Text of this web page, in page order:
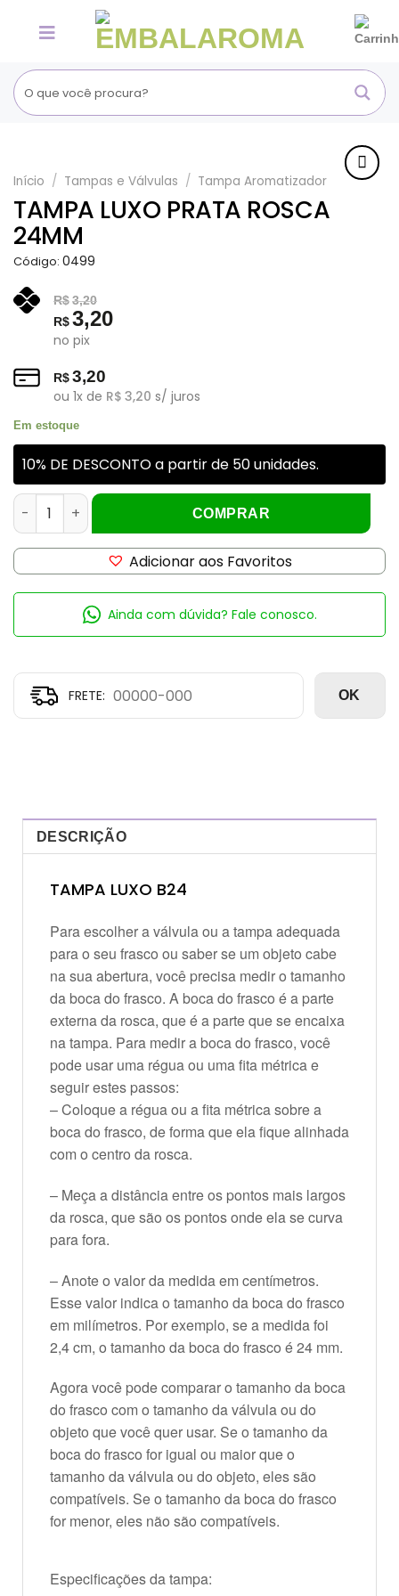
Adicionar
Início / Tampas e Válvulas / Tampa Aromatizador
TAMPA LUXO PRATA ROSCA
24MM
Código: 0499
R$3,20
R$3,20
no pix
R$3,20
ou 1x de R$ 3,20 s/ juros
Em estoque
10% DE DESCONTO a partir de 50 unidades.
TAMPA LUXO PRATA ROSCA 24MM quantidade
COMPRAR
Adicionar aos Favoritos
Ainda com dúvida? Fale conosco.
OK
DESCRIÇÃO
TAMPA LUXO B24
Para escolher a válvula ou a tampa adequada
para o seu frasco ou saber se um objeto cabe
na sua abertura, você precisa medir o tamanho
da boca do frasco. A boca do frasco é a parte
externa da rosca, que é a parte que se encaixa
na tampa. Para medir a boca do frasco, você
pode usar uma régua ou uma fita métrica e
seguir estes passos:
– Coloque a régua ou a fita métrica sobre a
boca do frasco, de forma que ela fique alinhada
com o centro da rosca.
– Meça a distância entre os pontos mais largos
da rosca, que são os pontos onde ela se curva
para fora.
– Anote o valor da medida em centímetros.
Esse valor indica o tamanho da boca do frasco
em milímetros. Por exemplo, se a medida foi
2,4 cm, o tamanho da boca do frasco é 24 mm.
Agora você pode comparar o tamanho da boca
do frasco com o tamanho da válvula ou do
objeto que você quer usar. Se o tamanho da
boca do frasco for igual ou maior que o
tamanho da válvula ou do objeto, eles são
compatíveis. Se o tamanho da boca do frasco
for menor, eles não são compatíveis.
Especificações da tampa: